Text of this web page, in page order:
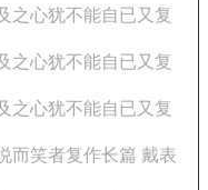
之心犹不能自已又复
之心犹不能自已又复
之心犹不能自已又复
而笑者复作长篇 戴表